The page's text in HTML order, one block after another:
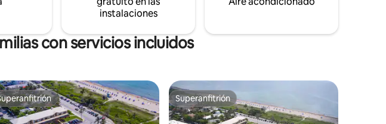
instalaciones
con servicios incluidos
Superanfitrión
Superanfitrión